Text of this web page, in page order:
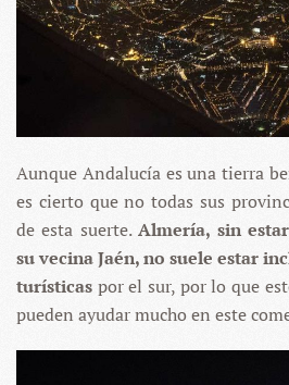
Aunque Andalucía es una tierra
es cierto que no todas sus
de esta suerte.Almería, sin
su vecina Jaén, no suele estar
turísticas por el sur, por lo que
pueden ayudar mucho en este